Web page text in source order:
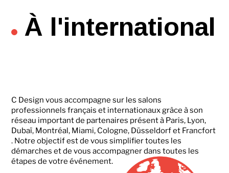
À l'international
C Design vous accompagne sur les salons
professionnels français et internationaux grâce à son
réseau important de partenaires présent à Paris, Lyon,
Dubaï, Montréal, Miami, Cologne, Düsseldorf et Francfort
. Notre objectif est de vous simplifier toutes les
démarches et de vous accompagner dans toutes les
étapes de votre événement.